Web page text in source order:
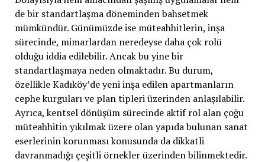
de bir standartlaşma döneminden bahsetmek
mümkündür. Günümüzde ise müteahhitlerin, inşa
sürecinde, mimarlardan neredeyse daha çok rolü
olduğu iddia edilebilir. Ancak bu yine bir
standartlaşmaya neden olmaktadır. Bu durum,
özellikle Kadıköy’de yeni inşa edilen apartmanların
cephe kurguları ve plan tipleri üzerinden anlaşılabilir.
Ayrıca, kentsel dönüşüm sürecinde aktif rol alan çoğu
müteahhitin yıkılmak üzere olan yapıda bulunan sanat
eserlerinin korunması konusunda da dikkatli
davranmadığı çeşitli örnekler üzerinden bilinmektedir.